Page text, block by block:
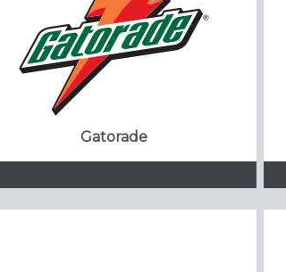
Gatorade